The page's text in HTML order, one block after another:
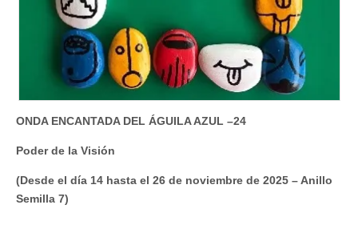
ONDA ENCANTADA DEL ÁGUILA AZUL –24
Poder de la Visión
(Desde el día 14 hasta el 26 de noviembre de 2025 – Anillo
Semilla 7)